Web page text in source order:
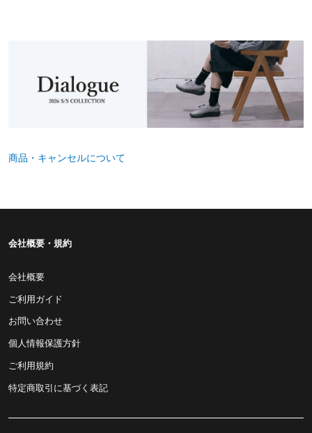
商品・キャンセルについて
会社概要・規約
会社概要
ご利用ガイド
お問い合わせ
個人情報保護方針
ご利用規約
特定商取引に基づく表記